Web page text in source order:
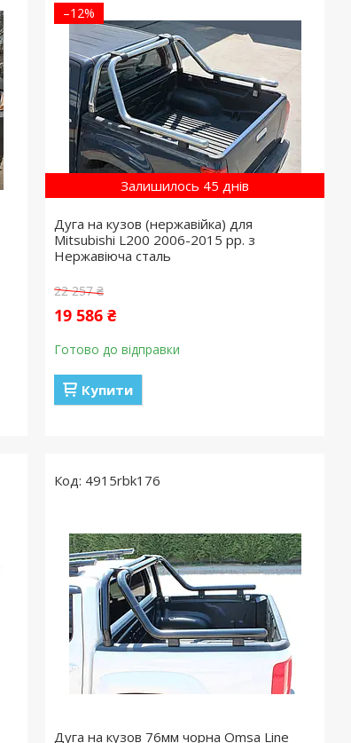
Залишилось 45 днів
–12%
Дуга на кузов (нержавійка) для
Mitsubishi L200 2006-2015 рр. з
Нержавіюча сталь
22 257 ₴
19 586 ₴
Готово до відправки
Купити
4915rbk176
Дуга на кузов 76мм чорна Omsa Line